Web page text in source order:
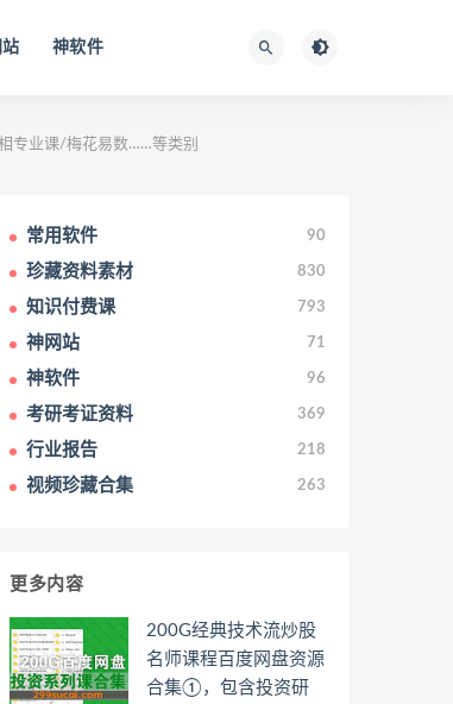
神软件
专业课/梅花易数……等类别
常用软件 90
珍藏资料素材 830
知识付费课 793
神网站 71
神软件 96
考研考证资料 369
行业报告 218
视频珍藏合集 263
更多内容
200G经典技术流炒股
名师课程百度网盘资源
合集①，包含投资研